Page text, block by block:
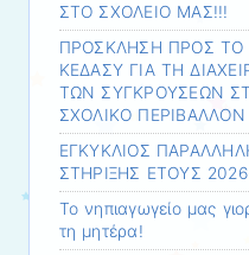
ΣΤΟ ΣΧΟΛΕΙΟ ΜΑΣ!!!
ΠΡΟΣΚΛΗΣΗ ΠΡΟΣ ΤΟ
ΚΕΔΑΣΥ ΓΙΑ ΤΗ
ΤΩΝ ΣΥΓΚΡΟΥΣΕΩΝ
ΣΧΟΛΙΚΟ ΠΕΡΙΒΑΛΛΟΝ
ΕΓΚΥΚΛΙΟΣ
ΣΤΗΡΙΞΗΣ ΕΤΟΥΣ
Το νηπιαγωγείο μας
τη μητέρα!